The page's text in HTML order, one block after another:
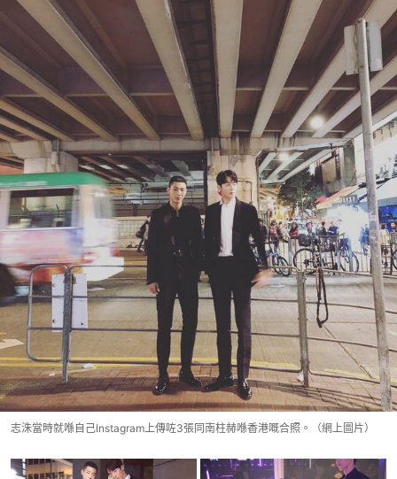
志洙當時就喺自己Instagram上傳咗3張同南柱赫喺香港嘅合照。（網上圖片）